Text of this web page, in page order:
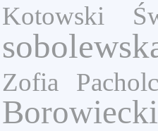
Kotowski
Zofia